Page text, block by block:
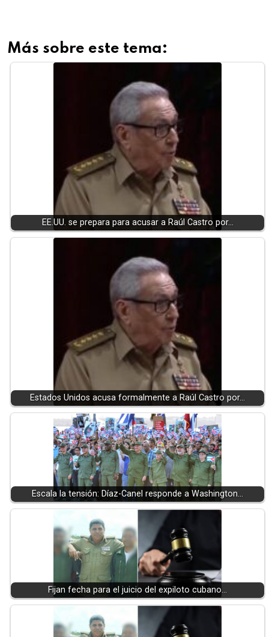
Más sobre este tema:
EE.UU. se prepara para acusar a Raúl Castro por…
Estados Unidos acusa formalmente a Raúl Castro por…
Escala la tensión: Díaz-Canel responde a Washington…
Fijan fecha para el juicio del expiloto cubano…